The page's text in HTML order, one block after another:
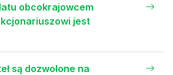
obcokrajowcem
jest
są dozwolone na